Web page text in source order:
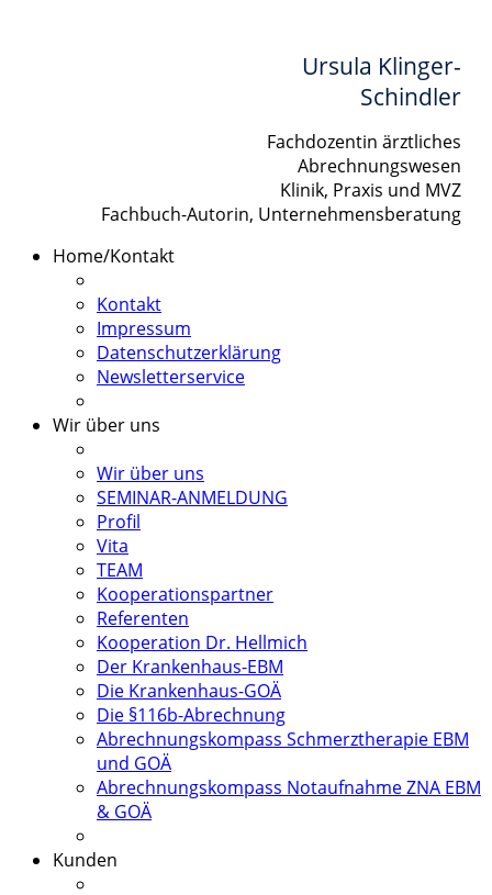
Ursula Klinger-
Schindler
Fachdozentin ärztliches
Abrechnungswesen
Klinik, Praxis und MVZ
Fachbuch-Autorin, Unternehmensberatung
Home/Kontakt
Kontakt
Impressum
Datenschutzerklärung
Newsletterservice
Wir über uns
Wir über uns
SEMINAR-ANMELDUNG
Profil
Vita
TEAM
Kooperationspartner
Referenten
Kooperation Dr. Hellmich
Der Krankenhaus-EBM
Die Krankenhaus-GOÄ
Die §116b-Abrechnung
Abrechnungskompass Schmerztherapie EBM
und GOÄ
Abrechnungskompass Notaufnahme ZNA EBM
& GOÄ
Kunden